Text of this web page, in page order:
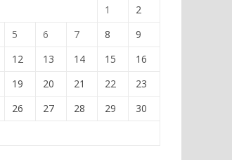
1
2
5 6 7 8
9
12 13 14 15
16
19 20 21 22
23
26 27 28 29
30